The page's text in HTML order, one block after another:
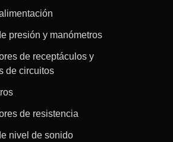
presión y manómetros
de receptáculos y
de circuitos
de resistencia
nivel de sonido